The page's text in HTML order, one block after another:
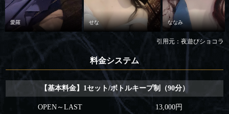
愛羅 せな ななみ
引用元：夜遊びショコラ
料金システム
【基本料金】1セット/ボトルキープ制（90分）
OPEN～LAST 13,000円